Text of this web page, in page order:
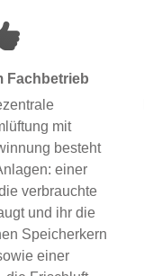
Fachbetrieb
mit
besteht
einer
verbrauchte
und ihr die
Speicherkern
einer